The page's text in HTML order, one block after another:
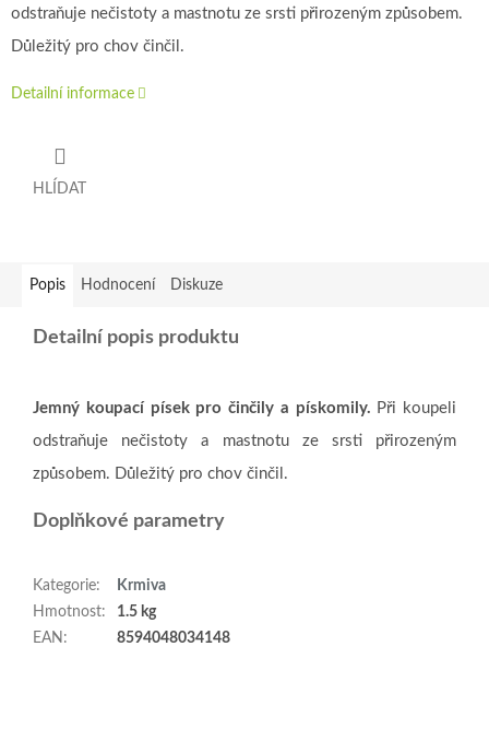
odstraňuje nečistoty a mastnotu ze srsti přirozeným způsobem.
Důležitý pro chov činčil.
Detailní informace
HLÍDAT
Popis Hodnocení Diskuze
Detailní popis produktu
Jemný koupací písek pro činčily a pískomily. Při koupeli
odstraňuje nečistoty a mastnotu ze srsti přirozeným
způsobem. Důležitý pro chov činčil.
Doplňkové parametry
Kategorie:
Krmiva
Hmotnost:
1.5 kg
EAN : 8594048034148